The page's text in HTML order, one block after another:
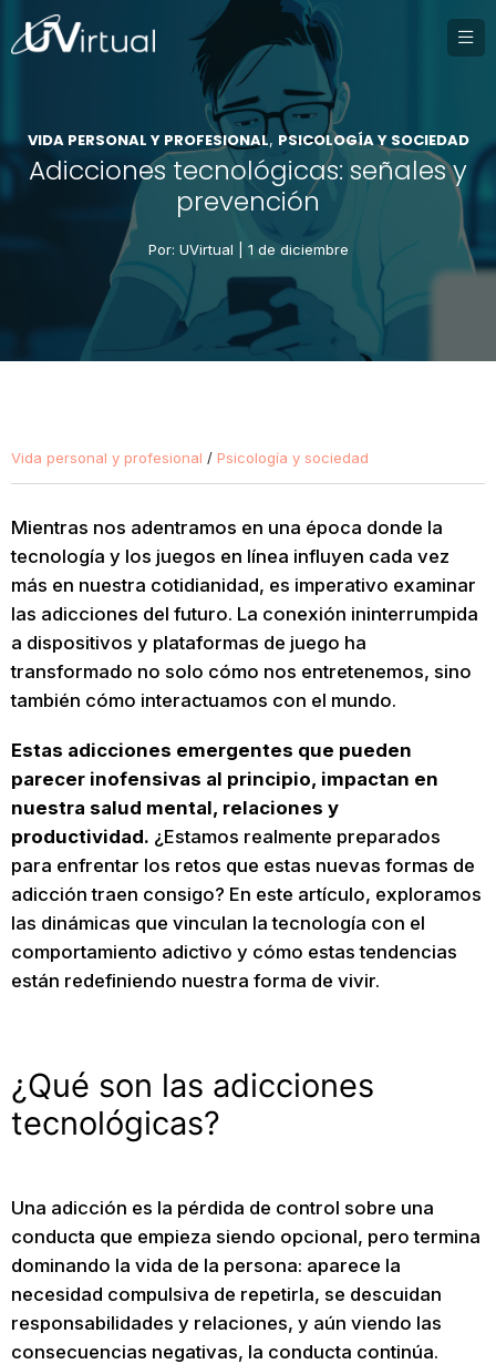
VIDA PERSONAL Y PROFESIONAL, PSICOLOGÍA Y SOCIEDAD
Adicciones tecnológicas: señales y
prevención
Por: UVirtual | 1 de diciembre
Vida personal y profesional / Psicología y sociedad
Mientras nos adentramos en una época donde la
tecnología y los juegos en línea influyen cada vez
más en nuestra cotidianidad, es imperativo examinar
las adicciones del futuro. La conexión ininterrumpida
a dispositivos y plataformas de juego ha
transformado no solo cómo nos entretenemos, sino
también cómo interactuamos con el mundo.
Estas adicciones emergentes que pueden
parecer inofensivas al principio, impactan en
nuestra salud mental, relaciones y
productividad. ¿Estamos realmente preparados
para enfrentar los retos que estas nuevas formas de
adicción traen consigo? En este artículo, exploramos
las dinámicas que vinculan la tecnología con el
comportamiento adictivo y cómo estas tendencias
están redefiniendo nuestra forma de vivir.
¿Qué son las adicciones
tecnológicas?
Una adicción es la pérdida de control sobre una
conducta que empieza siendo opcional, pero termina
dominando la vida de la persona: aparece la
necesidad compulsiva de repetirla, se descuidan
responsabilidades y relaciones, y aún viendo las
consecuencias negativas, la conducta continúa.